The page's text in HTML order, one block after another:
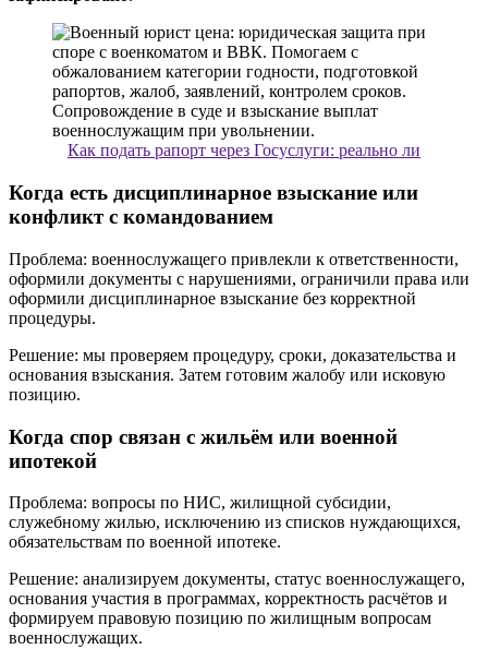
Как подать рапорт через Госуслуги: реально ли
Когда есть дисциплинарное взыскание или
конфликт с командованием
Проблема: военнослужащего привлекли к ответственности,
оформили документы с нарушениями, ограничили права или
оформили дисциплинарное взыскание без корректной
процедуры.
Решение: мы проверяем процедуру, сроки, доказательства и
основания взыскания. Затем готовим жалобу или исковую
позицию.
Когда спор связан с жильём или военной
ипотекой
Проблема: вопросы по НИС, жилищной субсидии,
служебному жилью, исключению из списков нуждающихся,
обязательствам по военной ипотеке.
Решение: анализируем документы, статус военнослужащего,
основания участия в программах, корректность расчётов и
формируем правовую позицию по жилищным вопросам
военнослужащих.